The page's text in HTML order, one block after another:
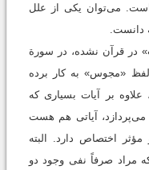
می‌توان یکی از علل
دانست.
در قرآن نشده، در سورة
«مجوس» به کار برده
بر آیات بسیاری که
آیاتی هم هست
اختصاص دارد. البته
مراد صرفاً نفی وجود دو